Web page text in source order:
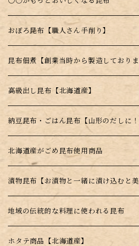
お湯を注ぐだけのスープの素
電子レンジで簡単調理！
水戻し不要！料理にそのまま投入！
おぼろ昆布【職人さん手削り】
昆布佃煮【創業当時から製造しておりま
ごま昆布
とんがらし昆布
高級出し昆布【北海道産】
羅臼昆布
利尻昆布
真昆布
根昆布
納豆昆布・ごはん昆布【山形のだしに！
北海道産がごめ昆布使用商品
漬物昆布【お漬物と一緒に漬け込むと美
地域の伝統的な料理に使われる昆布
ホタテ商品【北海道産】